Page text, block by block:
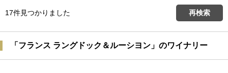
17件見つかりました 再検索
「フランス ラングドック＆ルーシヨン」のワイナリー